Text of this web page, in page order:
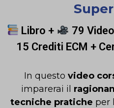
Libro + 79
15 Crediti ECM +
In questo video
imparerai il
tecniche pratiche per